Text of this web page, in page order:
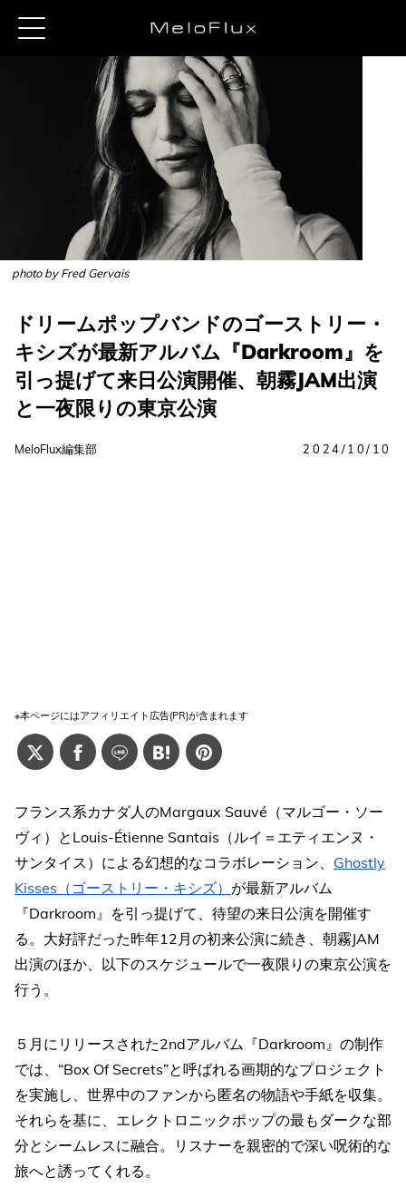
photo by Fred Gervais
ドリームポップバンドのゴーストリー・
キシズが最新アルバム『Darkroom』を
引っ提げて来日公演開催、朝霧JAM出演
と一夜限りの東京公演
MeloFlux編集部 2024/10/10
※本ページにはアフィリエイト広告(PR)が含まれます
フランス系カナダ人のMargaux Sauvé（マルゴー・ソー
ヴィ）とLouis-Étienne Santais（ルイ＝エティエンヌ・
サンタイス）による幻想的なコラボレーション、 Ghostly
Kisses（ゴーストリー・キシズ） が最新アルバム
『Darkroom』を引っ提げて、待望の来日公演を開催す
る。大好評だった昨年12月の初来公演に続き、朝霧JAM
出演のほか、以下のスケジュールで一夜限りの東京公演を
行う。
５月にリリースされた2ndアルバム『Darkroom』の制作
では、“Box Of Secrets”と呼ばれる画期的なプロジェクト
を実施し、世界中のファンから匿名の物語や手紙を収集。
それらを基に、エレクトロニックポップの最もダークな部
分とシームレスに融合。リスナーを親密的で深い呪術的な
旅へと誘ってくれる。